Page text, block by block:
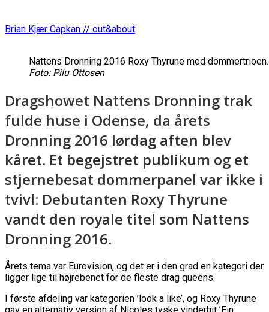
Brian Kjær Capkan // out&about
Nattens Dronning 2016 Roxy Thyrune med dommertrioen.
Foto: Pilu Ottosen
Dragshowet Nattens Dronning trak
fulde huse i Odense, da årets
Dronning 2016 lørdag aften blev
kåret. Et begejstret publikum og et
stjernebesat dommerpanel var ikke i
tvivl: Debutanten Roxy Thyrune
vandt den royale titel som Nattens
Dronning 2016.
Årets tema var Eurovision, og det er i den grad en kategori der
ligger lige til højrebenet for de fleste drag queens.
I første afdeling var kategorien ’look a like’, og Roxy Thyrune
gav en alternativ version af Nicoles tyske vinderhit ’Ein